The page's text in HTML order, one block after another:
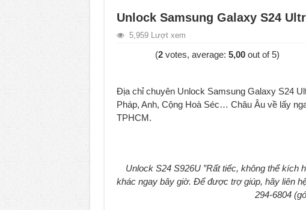
Unlock Motorola Razr 2025
Unlock Motorola Razr 2024
Unlock iPhone 17 Pro Max
Unlock Samsung Galaxy S24
5,959 Lượt xem
(2votes, average: 5,00out of 5)
Địa chỉ chuyên Unlock Samsung Galaxy S24
Pháp, Anh, Cộng Hoà Séc… Châu Âu về lấy
TPHCM.
Unlock S24 S926U ”Rất tiếc, không thể kích
khác ngay bây giờ. Để được trợ giúp, hãy liên
294-6804